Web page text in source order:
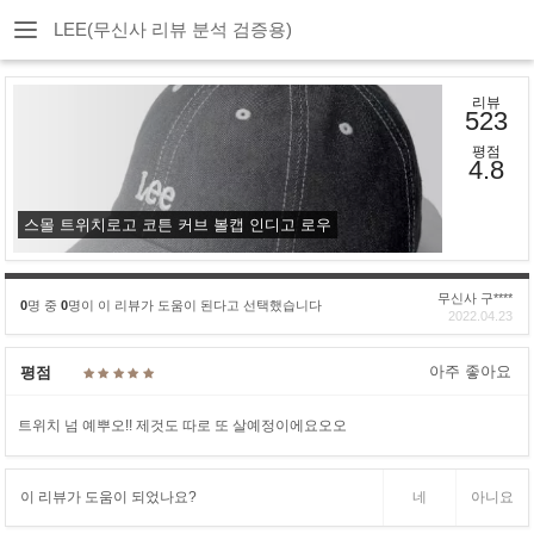
LEE(무신사 리뷰 분석 검증용)
스몰 트위치로고 코튼 커브 볼캡 인디고 로우
리뷰
523
평점
4.8
0명 중 0명이 이 리뷰가 도움이 된다고 선택했습니다
무신사 구****
2022.04.23
평점 아주 좋아요
트위치 넘 예뿌오!! 제것도 따로 또 살예정이에요오오
이 리뷰가 도움이 되었나요? 네 아니요